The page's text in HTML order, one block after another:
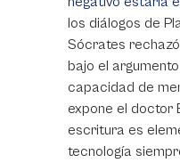
los diálogos de
Sócrates
bajo el
capacidad de
expone el doctor
escritura es
tecnología